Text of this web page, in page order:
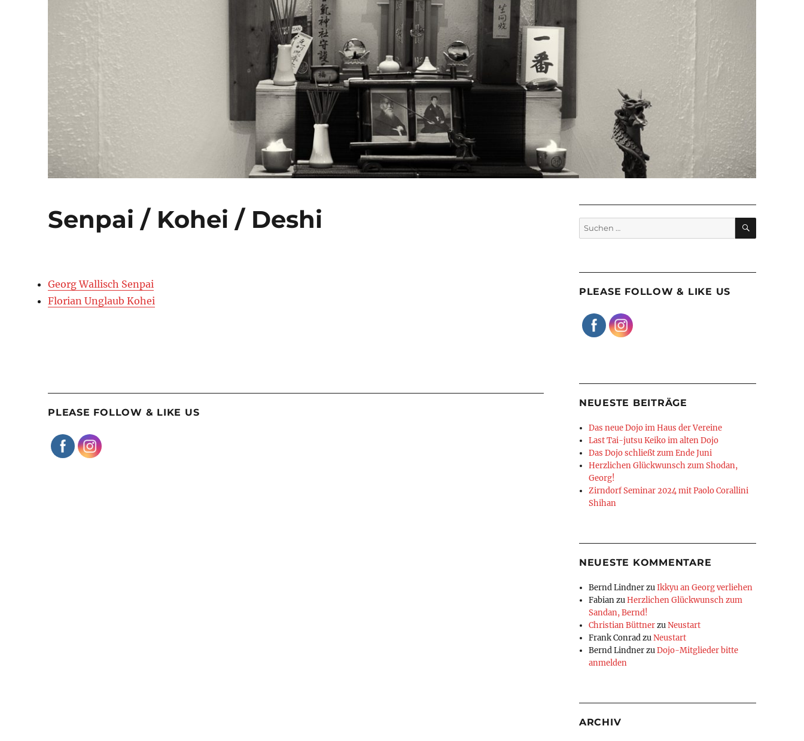
Senpai / Kohei / Deshi
Georg Wallisch Senpai
Florian Unglaub Kohei
PLEASE FOLLOW & LIKE US
Suchen
nach:
SUCHEN
PLEASE FOLLOW & LIKE US
NEUESTE BEITRÄGE
Das neue Dojo im Haus der Vereine
Last Tai-jutsu Keiko im alten Dojo
Das Dojo schließt zum Ende Juni
Herzlichen Glückwunsch zum Shodan,
Georg!
Zirndorf Seminar 2024 mit Paolo Corallini
Shihan
NEUESTE KOMMENTARE
Bernd LindnerzuIkkyu an Georg verliehen
FabianzuHerzlichen Glückwunsch zum
Sandan, Bernd!
Christian BüttnerzuNeustart
Frank ConradzuNeustart
Bernd LindnerzuDojo-Mitglieder bitte
anmelden
ARCHIV